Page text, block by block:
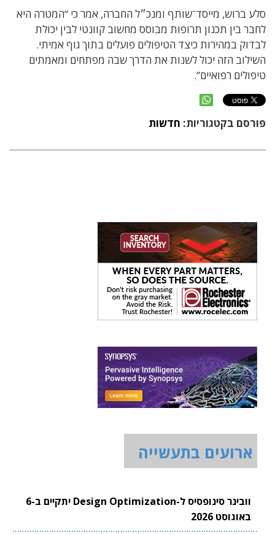
סלע ברוש, מייסד־שותף ומנכ״ל החברה, אמר כי “המטרה היא
לחבר בין תכנון תרופות מבוסס מחשוב קוונטי לבין יכולת
לבדוק במהירות כיצד הטיפולים פועלים בתוך גוף אמיתי.
השילוב הזה יכול לשנות את הדרך שבה מפתחים ומאמתים
טיפולים רפואיים”.
פורסם בקטגוריות: חדשות
ארועים בתעשייה
וובינר סינופסיס ל-Design Optimization יתקיים ב-6
באוגוסט 2026